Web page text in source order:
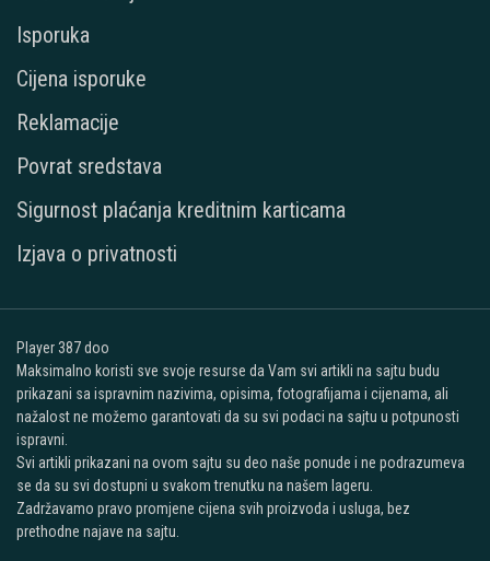
Isporuka
Cijena isporuke
Reklamacije
Povrat sredstava
Sigurnost plaćanja kreditnim karticama
Izjava o privatnosti
Player 387 doo
Maksimalno koristi sve svoje resurse da Vam svi artikli na sajtu budu
prikazani sa ispravnim nazivima, opisima, fotografijama i cijenama, ali
nažalost ne možemo garantovati da su svi podaci na sajtu u potpunosti
ispravni.
Svi artikli prikazani na ovom sajtu su deo naše ponude i ne podrazumeva
se da su svi dostupni u svakom trenutku na našem lageru.
Zadržavamo pravo promjene cijena svih proizvoda i usluga, bez
prethodne najave na sajtu.